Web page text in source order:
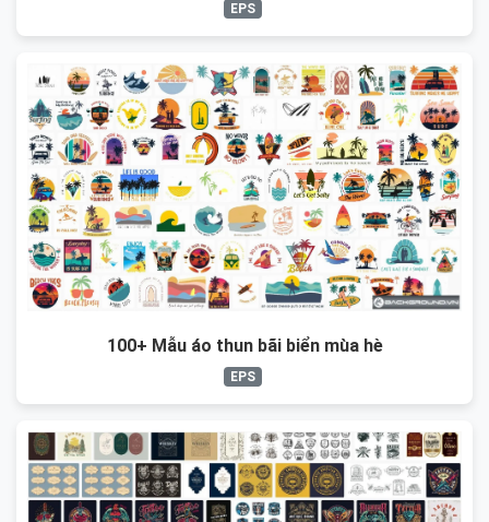
EPS
100+ Mẫu áo thun bãi biển mùa hè
EPS